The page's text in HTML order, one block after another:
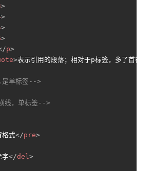
>
>
>
>
p>
>表示引用的段落；相对于p标签，多了首行缩
单标签-->
线，单标签-->
格式</pre>
字</del>